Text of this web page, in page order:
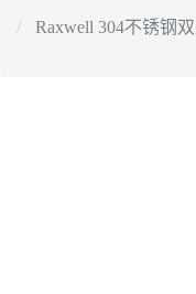
Raxwell 304不锈钢